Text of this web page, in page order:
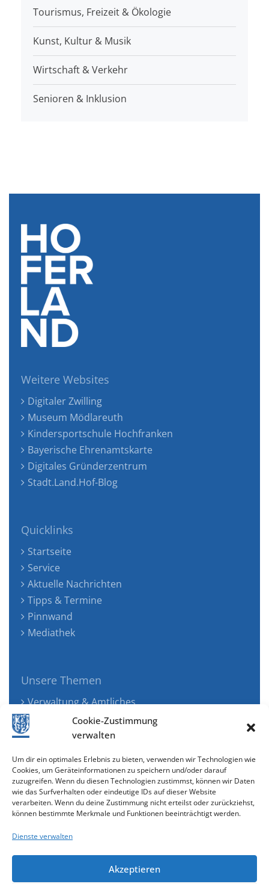
Cookie-Zustimmung
verwalten
Um dir ein optimales Erlebnis zu bieten, verwenden wir Technologien wie
Cookies, um Geräteinformationen zu speichern und/oder darauf
zuzugreifen. Wenn du diesen Technologien zustimmst, können wir Daten
wie das Surfverhalten oder eindeutige IDs auf dieser Website
verarbeiten. Wenn du deine Zustimmung nicht erteilst oder zurückziehst,
können bestimmte Merkmale und Funktionen beeinträchtigt werden.
Dienste verwalten
Akzeptieren
Tourismus, Freizeit & Ökologie
Kunst, Kultur & Musik
Wirtschaft & Verkehr
Senioren & Inklusion
Weitere Websites
Digitaler Zwilling
Museum Mödlareuth
Kindersportschule Hochfranken
Bayerische Ehrenamtskarte
Digitales Gründerzentrum
Stadt.Land.Hof-Blog
Quicklinks
Startseite
Service
Aktuelle Nachrichten
Tipps & Termine
Pinnwand
Mediathek
Unsere Themen
Verwaltung & Amtliches
Jugend, Familie & Gesundheit
Tourismus, Freizeit & Ökologie
Wirtschaft & Verkehr
Senioren & Inklusion